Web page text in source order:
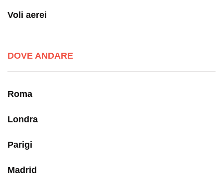
Voli aerei
DOVE ANDARE
Roma
Londra
Parigi
Madrid